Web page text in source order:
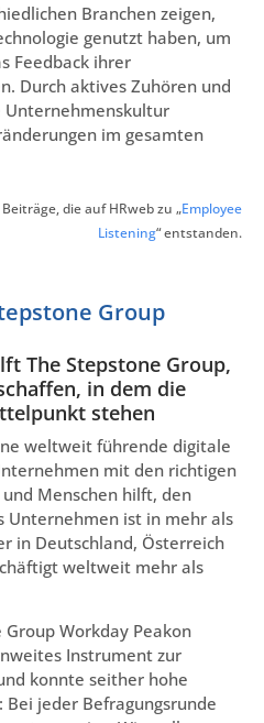
Branchen zeigen,
genutzt haben, um
Feedback ihrer
Durch aktives Zuhören und
Unternehmenskultur
im gesamten
die auf HRweb zu „Employee
Listening“ entstanden.
Group
The Stepstone Group,
in dem die
stehen
weltweit führende digitale
mit den richtigen
Menschen hilft, den
Unternehmen ist in mehr als
in Deutschland, Österreich
weltweit mehr als
Workday Peakon
Instrument zur
konnte seither hohe
jeder Befragungsrunde